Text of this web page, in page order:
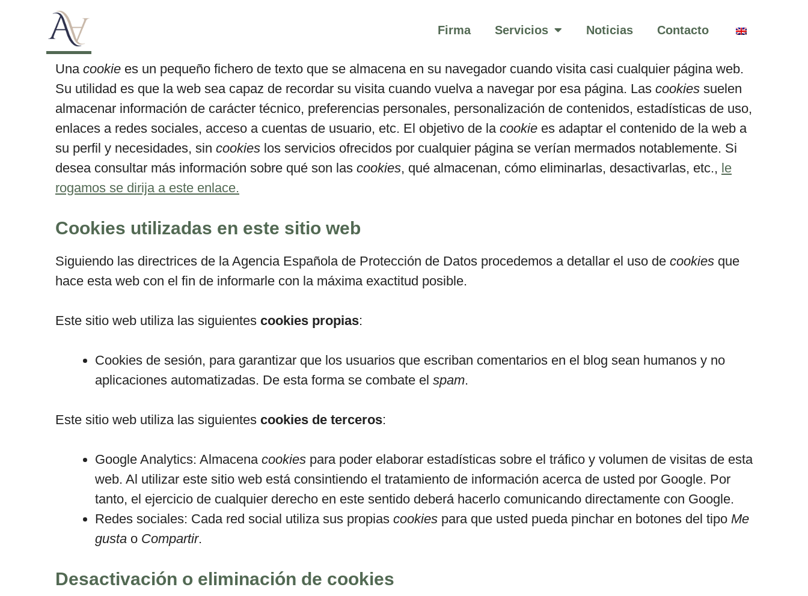
Firma Servicios Noticias Contacto
Política de cookies
Una cookie es un pequeño fichero de texto que se almacena en su navegador cuando visita casi cualquier página web.
Su utilidad es que la web sea capaz de recordar su visita cuando vuelva a navegar por esa página. Las cookies suelen
almacenar información de carácter técnico, preferencias personales, personalización de contenidos, estadísticas de uso,
enlaces a redes sociales, acceso a cuentas de usuario, etc. El objetivo de la cookie es adaptar el contenido de la web a
su perfil y necesidades, sin cookies los servicios ofrecidos por cualquier página se verían mermados notablemente. Si
desea consultar más información sobre qué son las cookies, qué almacenan, cómo eliminarlas, desactivarlas, etc., le
rogamos se dirija a este enlace.
Cookies utilizadas en este sitio web
Siguiendo las directrices de la Agencia Española de Protección de Datos procedemos a detallar el uso de cookies que
hace esta web con el fin de informarle con la máxima exactitud posible.
Este sitio web utiliza las siguientes cookies propias:
Cookies de sesión, para garantizar que los usuarios que escriban comentarios en el blog sean humanos y no
aplicaciones automatizadas. De esta forma se combate el spam.
Este sitio web utiliza las siguientes cookies de terceros:
Google Analytics: Almacena cookies para poder elaborar estadísticas sobre el tráfico y volumen de visitas de esta
web. Al utilizar este sitio web está consintiendo el tratamiento de información acerca de usted por Google. Por
tanto, el ejercicio de cualquier derecho en este sentido deberá hacerlo comunicando directamente con Google.
Redes sociales: Cada red social utiliza sus propias cookies para que usted pueda pinchar en botones del tipo Me
gusta o Compartir.
Desactivación o eliminación de cookies